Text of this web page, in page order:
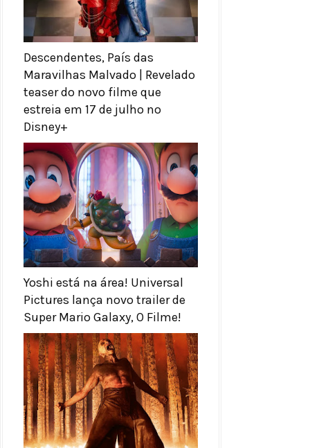
Descendentes, País das
Maravilhas Malvado | Revelado
teaser do novo filme que
estreia em 17 de julho no
Disney+
Yoshi está na área! Universal
Pictures lança novo trailer de
Super Mario Galaxy, O Filme!